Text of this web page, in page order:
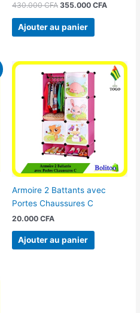
430.000CFA 355.000 CFA
Ajouter au panier
Armoire 2 Battants avec
Portes Chaussures C
20.000 CFA
Ajouter au panier